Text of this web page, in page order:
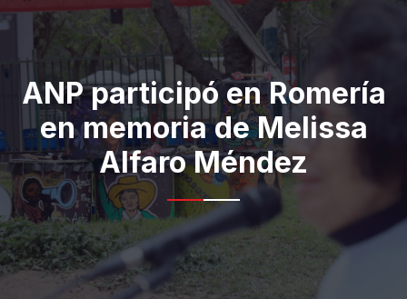
ANP participó en Romería
en memoria de Melissa
Alfaro Méndez